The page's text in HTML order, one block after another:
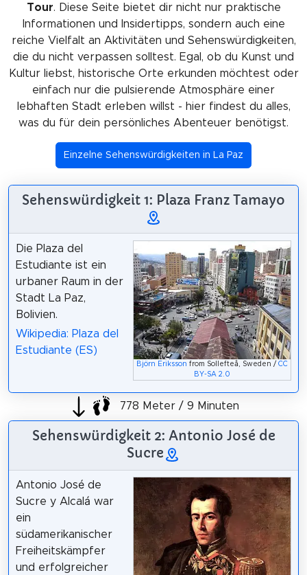
Tour. Diese Seite bietet dir nicht nur praktische
Informationen und Insidertipps, sondern auch eine
reiche Vielfalt an Aktivitäten und Sehenswürdigkeiten,
die du nicht verpassen solltest. Egal, ob du Kunst und
Kultur liebst, historische Orte erkunden möchtest oder
einfach nur die pulsierende Atmosphäre einer
lebhaften Stadt erleben willst - hier findest du alles,
was du für dein persönliches Abenteuer benötigst.
Einzelne Sehenswürdigkeiten in La Paz
Sehenswürdigkeit 1: Plaza Franz Tamayo
Björn Eriksson from Sollefteå, Sweden /CC
BY-SA 2.0
Die Plaza del
Estudiante ist ein
urbaner Raum in der
Stadt La Paz,
Bolivien.
Wikipedia: Plaza del
Estudiante (ES)
778 Meter / 9 Minuten
Sehenswürdigkeit 2: Antonio José de
Sucre
Antonio José de
Sucre y Alcalá war
ein
südamerikanischer
Freiheitskämpfer
und erfolgreicher